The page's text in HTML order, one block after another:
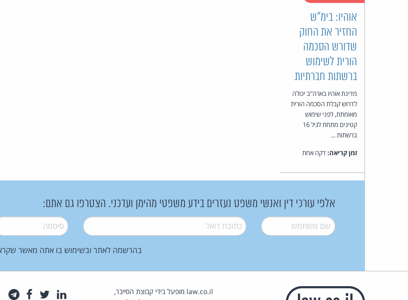
אוהיו: בימ"ש
החזיר את החוק
שדורש הסכמה
הורית לשימוש
ברשתות חברתיות
מדינת אוהיו בארה"ב יכולה
לדרוש קבלת הסכמה הורית
מאומתת, לפני שימוש
קטינים מתחת לגיל 16
ברשתות ...
זמן קריאה:דקה אחת
אלפי עורכי דין ואנשי משפט נעזרים בידע משפטי מהימן ועדכני. הצטרפו גם אתם:
שם משתמש* דואל* סיסמה*
בהרשמה לאתר ובשימוש בו אתה מאשר
law.co.il מופעל בידי קבוצת הסייבר,
לינקדאין
טוויטר